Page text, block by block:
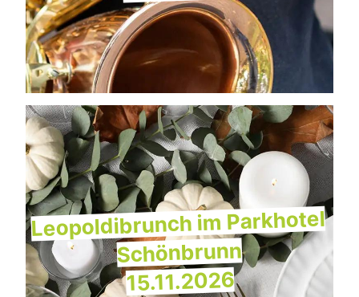
Leopoldibrunch im Parkhotel
Schönbrunn
15.11.2026